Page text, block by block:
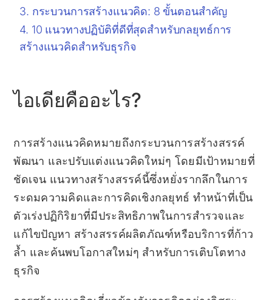
กระบวนการสร้างแนวคิด: 8 ขั้นตอนสำคัญ
10 แนวทางปฏิบัติที่ดีที่สุดสำหรับกลยุทธ์การ
สร้างแนวคิดสำหรับธุรกิจ
ไอเดียคืออะไร?
การสร้างแนวคิดหมายถึงกระบวนการสร้างสรรค์
พัฒนา และปรับแต่งแนวคิดใหม่ๆ โดยมีเป้าหมายที่
ชัดเจน แนวทางสร้างสรรค์นี้ซึ่งหยั่งรากลึกในการ
ระดมความคิดและการคิดเชิงกลยุทธ์ ทำหน้าที่เป็น
ตัวเร่งปฏิกิริยาที่มีประสิทธิภาพในการสำรวจและ
แก้ไขปัญหา สร้างสรรค์ผลิตภัณฑ์หรือบริการที่ก้าว
ล้ำ และค้นพบโอกาสใหม่ๆ สำหรับการเติบโตทาง
ธุรกิจ